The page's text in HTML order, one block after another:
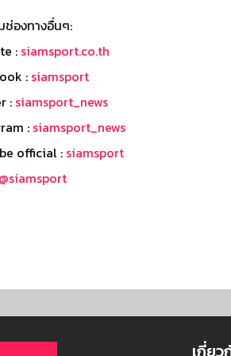
องทางอื่นๆ:
: siamsport.co.th
: siamsport
: siamsport_news
: siamsport_news
official : siamsport
@siamsport
เกี่ยว